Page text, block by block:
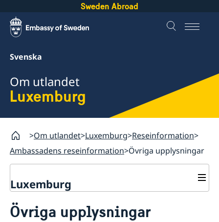
Sweden Abroad
Svenska
Om utlandet
Luxemburg
Om utlandet Luxemburg Reseinformation
Ambassadens reseinformation Övriga upplysningar
Luxemburg
Öppettider
Övriga upplysningar